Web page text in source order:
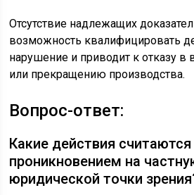
Отсутствие надлежащих
возможность квалифицировать
нарушение и приводит к отказу в
или прекращению производства.
Вопрос-ответ:
Какие действия считаются
проникновением на
юридической точки